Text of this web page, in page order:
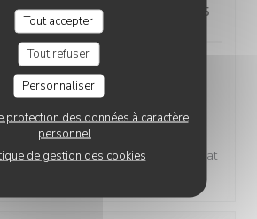
Tout accepter
Tout refuser
Personnaliser
protection des données à caractère
personnel
de gestion des cookies
:5/5 Cuisine:5/5 /5
et intimiste qui a réussi à nous
table de 12 personnes, avec un
Très bon dîner, pâtes et pizzas
pour la pizzaTartufata qui était
tiramisu et mousse au chocolat